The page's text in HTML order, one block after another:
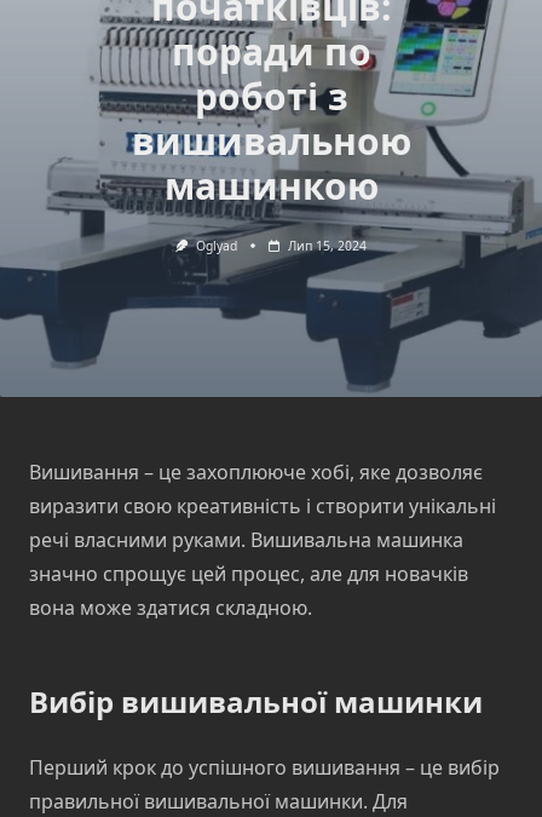
поради по
роботі з
вишивальною
машинкою
Oglyad Лип 15, 2024
Вишивання – це захоплююче хобі, яке дозволяє
виразити свою креативність і створити унікальні
речі власними руками. Вишивальна машинка
значно спрощує цей процес, але для новачків
вона може здатися складною.
Вибір вишивальної машинки
Перший крок до успішного вишивання – це вибір
правильної вишивальної машинки. Для